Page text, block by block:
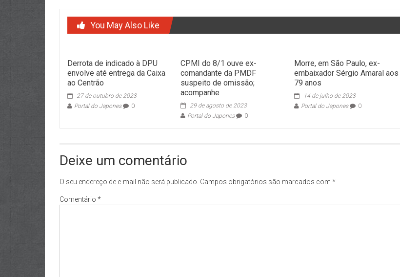
You May Also Like
Derrota de indicado à DPU
envolve até entrega da Caixa
ao Centrão
27 de outubro de 2023
Portal do Japones
0
CPMI do 8/1 ouve ex-
comandante da PMDF
suspeito de omissão;
acompanhe
29 de agosto de 2023
Portal do Japones
0
Morre, em São Paulo, ex-
embaixador Sérgio Amaral aos
79 anos
14 de julho de 2023
Portal do Japones
0
Deixe um comentário
O seu endereço de e-mail não será publicado. Campos obrigatórios são marcados com *
Comentário *